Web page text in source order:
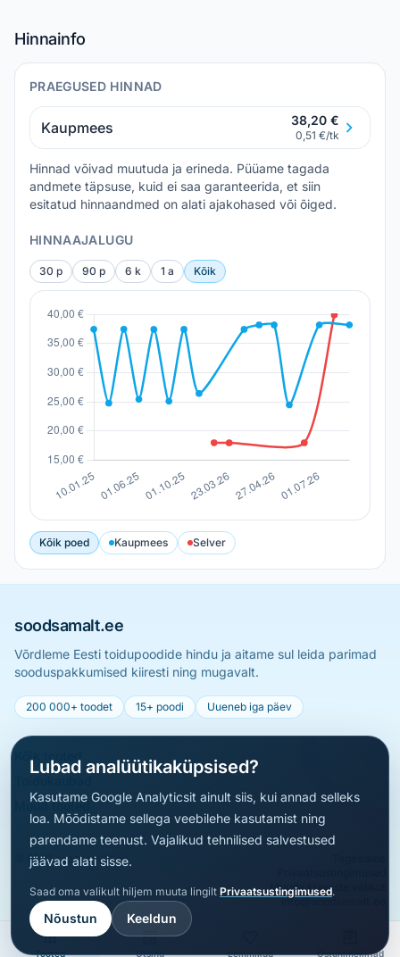
Hinnainfo
PRAEGUSED HINNAD
Kaupmees 38,20 €
0,51 €/tk
Hinnad võivad muutuda ja erineda. Püüame tagada
andmete täpsuse, kuid ei saa garanteerida, et siin
esitatud hinnaandmed on alati ajakohased või õiged.
HINNAAJALUGU
30 p 90 p 6 k 1 a Kõik
Kõik poed Kaupmees Selver
Tooted Otsing Lemmikud Ostunimekirjad
soodsamalt.ee
Võrdleme Eesti toidupoodide hindu ja aitame sul leida parimad
sooduspakkumised kiiresti ning mugavalt.
200 000+ toodet 15+ poodi Uueneb iga päev
Muud tooted
© 2026 soodsamalt.ee
Muuda küpsiste valikut
info@soodsamalt.ee
Lubad analüütikaküpsised?
Kasutame Google Analyticsit ainult siis, kui annad selleks
loa. Mõõdistame sellega veebilehe kasutamist ning
parendame teenust. Vajalikud tehnilised salvestused
jäävad alati sisse.
Saad oma valikult hiljem muuta lingilt Privaatsustingimused.
Nõustun Keeldun